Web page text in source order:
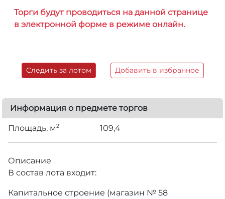
Торги будут проводиться на данной странице
в электронной форме в режиме онлайн.
Следить за лотом Добавить в избранное
Информация о предмете торгов
Площадь, м2 109,4
Описание
В состав лота входит:
Капитальное строение (магазин № 58